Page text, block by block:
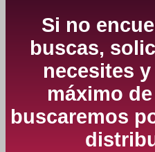
Si no
buscas,
necesites
máximo
buscaremos